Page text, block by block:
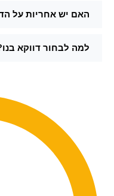
האם יש אחריות על
למה לבחור דווקא